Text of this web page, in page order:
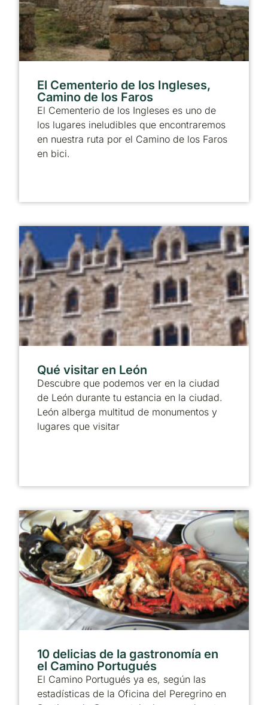
El Cementerio de los Ingleses,
Camino de los Faros
El Cementerio de los Ingleses es uno de
los lugares ineludibles que encontraremos
en nuestra ruta por el Camino de los Faros
en bici.
Qué visitar en León
Descubre que podemos ver en la ciudad
de León durante tu estancia en la ciudad.
León alberga multitud de monumentos y
lugares que visitar
10 delicias de la gastronomía en
el Camino Portugués
El Camino Portugués ya es, según las
estadísticas de la Oficina del Peregrino en